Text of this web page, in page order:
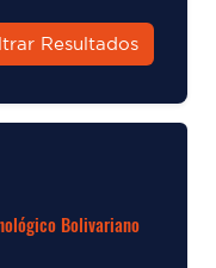
Resultados
Bolivariano